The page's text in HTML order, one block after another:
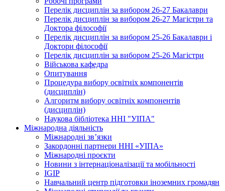
Перелік дисциплін за вибором 26-27 Бакалаври
Перелік дисциплін за вибором 26-27 Магістри та
Доктора філософії
Перелік дисциплін за вибором 25-26 Бакалаври і
Доктори філософії
Перелік дисциплін за вибором 25-26 Магістри
Військова кафедра
Опитування
Процедура вибору освітніх компонентів
(дисциплін)
Алгоритм вибору освітніх компонентів
(дисциплін)
Наукова бібліотека ННІ "УІПА"
Міжнародна діяльність
Міжнародні зв’язки
Закордонні партнери ННІ «УІПА»
Міжнародні проєкти
Новини з інтернаціоналізації та мобільності
IGIP
Навчальний центр підготовки іноземних громадян